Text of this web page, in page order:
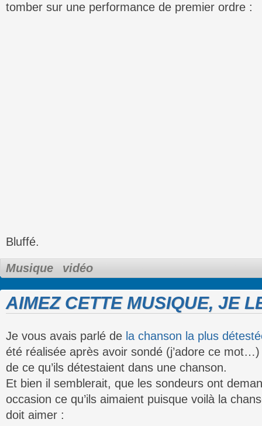
tomber sur une performance de premier ordre :
Bluffé.
Musique vidéo
AIMEZ CETTE MUSIQUE, JE
Je vous avais parlé de la chanson la plus
été réalisée après avoir sondé (j’adore ce
de ce qu’ils détestaient dans une chanson.
Et bien il semblerait, que les sondeurs ont
occasion ce qu’ils aimaient puisque voilà la
doit aimer :